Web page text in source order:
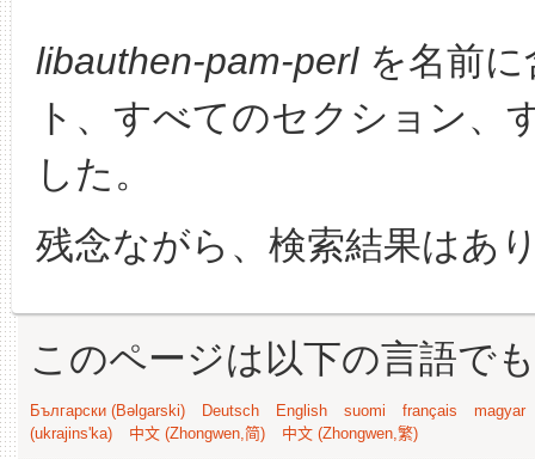
libauthen-pam-perlを名前に
ト、すべてのセクション、
した。
残念ながら、検索結果はあ
このページは以下の言語で
Български (Bəlgarski) Deutsch English suomi français
magyar
(ukrajins'ka)
中文 (Zhongwen,简) 中文 (Zhongwen,繁)